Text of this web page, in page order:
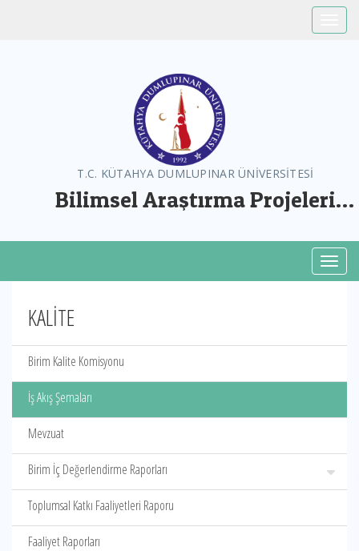
T.C. KÜTAHYA DUMLUPINAR ÜNİVERSİTESİ
Bilimsel Araştırma Projeleri
KALİTE
Birim Kalite Komisyonu
İş Akış Şemaları
Mevzuat
Birim İç Değerlendirme Raporları
Toplumsal Katkı Faaliyetleri Raporu
Faaliyet Raporları